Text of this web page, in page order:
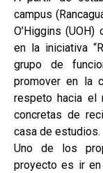
campus
O’Higgins
en la iniciativa
grupo de
promover en la
respeto hacia el
concretas de
casa de estudios.
Uno de los
proyecto es ir